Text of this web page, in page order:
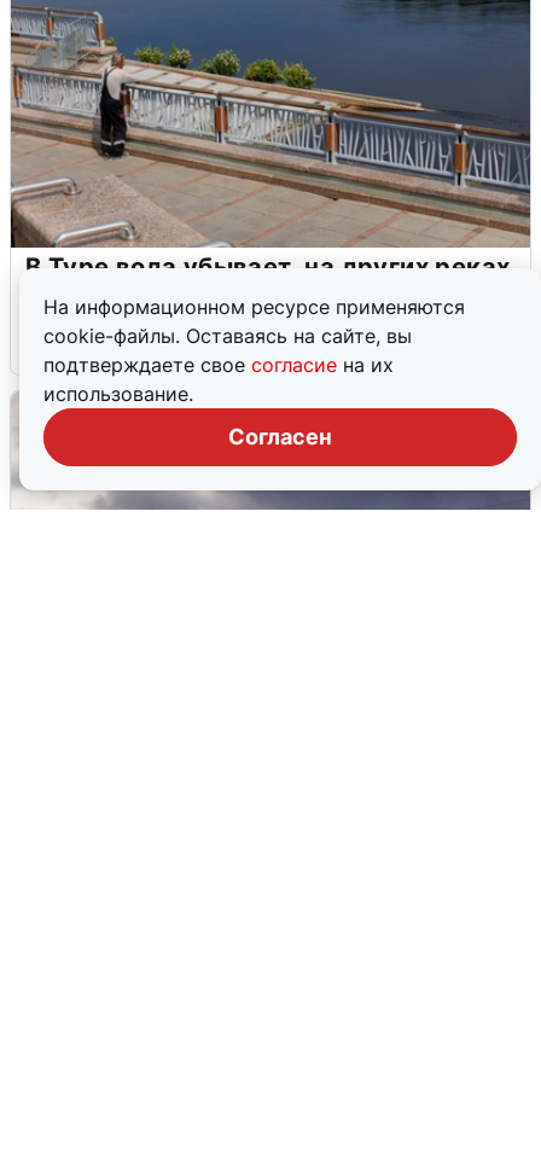
На информационном ресурсе применяются
cookie-файлы. Оставаясь на сайте, вы
подтверждаете свое согласие на их
использование.
Согласен
В Туре вода убывает, на других реках
области прибывает
4 августа 0